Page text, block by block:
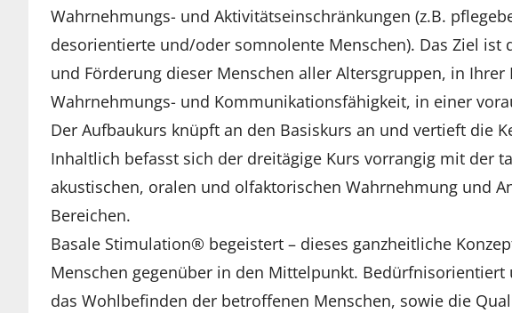
Wahrnehmungs- und Aktivitätseinschränkungen (z.B.
desorientierte und/oder somnolente Menschen). Das Ziel ist
und Förderung dieser Menschen aller Altersgruppen, in Ihrer
Wahrnehmungs- und Kommunikationsfähigkeit, in einer
Der Aufbaukurs knüpft an den Basiskurs an und vertieft die
Inhaltlich befasst sich der dreitägige Kurs vorrangig mit der
akustischen, oralen und olfaktorischen Wahrnehmung und
Bereichen.
Basale Stimulation® begeistert – dieses ganzheitliche
Menschen gegenüber in den Mittelpunkt.
das Wohlbefinden der betroffenen Menschen, sowie die